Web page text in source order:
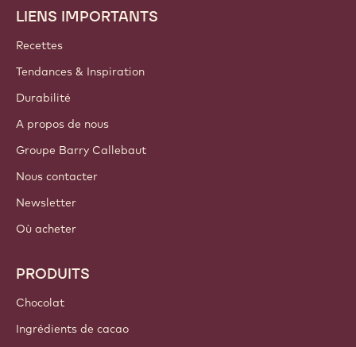
Footer
Callebaut
LIENS IMPORTANTS
Recettes
Tendances & Inspiration
Durabilité
A propos de nous
Groupe Barry Callebaut
Nous contacter
Newsletter
Où acheter
PRODUITS
Chocolat
Ingrédients de cacao